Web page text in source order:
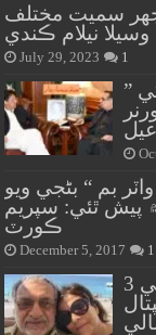
سميت مختلف
نيلام ڪندي
July 29, 2023 1
” فرزند ڪراچي لياقت علي خان کي
بم “ بڻجي ويو
پيش ٿئي: سپريم
ڪورٽ
December 5, 2017 1
هزار خان بجاراڻي کي هڪ ۽ فريحا کي 3